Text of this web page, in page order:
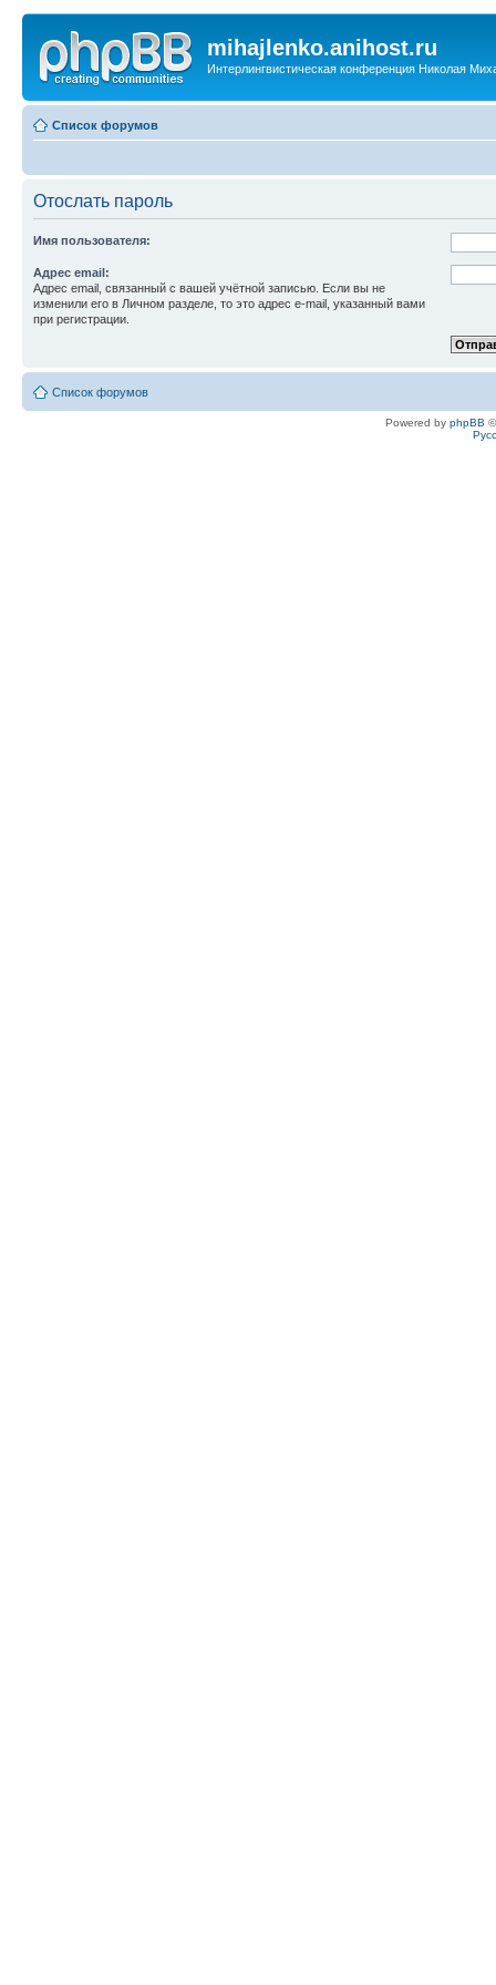
mihajlenko.anihost.ru
Интерлингвистическая конференция Николая
Список форумов
Отослать пароль
Имя пользователя:
Адрес email:
Адрес email, связанный с вашей учётной записью. Если вы не
изменили его в Личном разделе, то это адрес e-mail, указанный вами
при регистрации.
Список форумов
Powered by phpBB